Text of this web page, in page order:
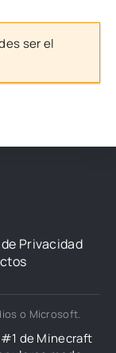
ser el
Privacidad
o Microsoft.
de Minecraft